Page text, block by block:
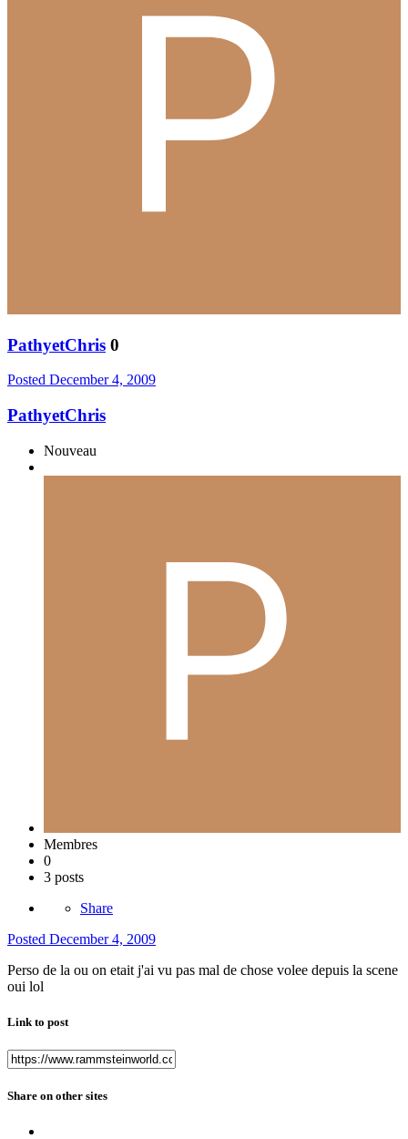
PathyetChris 0
Posted December 4, 2009
PathyetChris
Nouveau
Membres
0
3 posts
Share
Posted December 4, 2009
Perso de la ou on etait j'ai vu pas mal de chose volee depuis la scene
oui lol
Link to post
Share on other sites